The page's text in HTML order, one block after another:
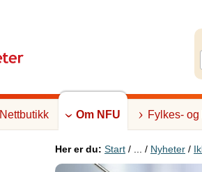
Nettbutikk Om NFU Fylkes-
Her er du: Start / ... / Nyheter /